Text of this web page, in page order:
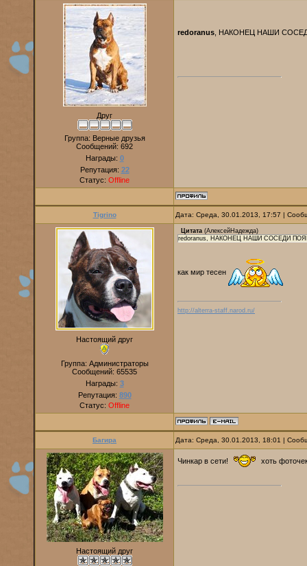
Друг
Группа: Верные друзья
Сообщений: 692
Награды: 0
Репутация: 22
Статус: Offline
redoranus , НАКОНЕЦ НАШИ
Tigrino Дата: Среда, 30.01.2013, 17:57 |
Настоящий друг
Группа: Администраторы
Сообщений: 65535
Награды: 3
Репутация: 890
Статус: Offline
Цитата (АлексейНадежда)
redoranus, НАКОНЕЦ НАШИ СОСЕДИ
как мир тесен
http://alterra-staff.narod.ru/
Багира Дата: Среда, 30.01.2013, 18:01 |
Настоящий друг
Чинкар в сети! хоть